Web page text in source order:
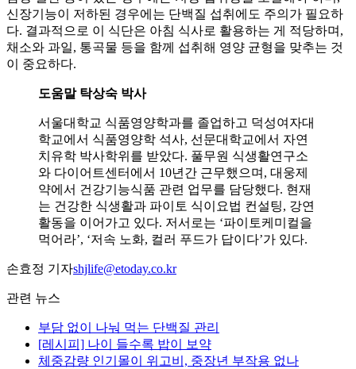
신장기능이 저하된 경우에는 단백질 섭취에도 주의가 필요하
다. 결과적으로 이 식단은 아침 식사로 활용하는 게 적당하며,
채소와 과일, 통곡물 등을 함께 섭취해 영양 균형을 맞추는 것
이 중요하다.
도움말 탁상숙 박사
서울대학교 식품영양학과를 졸업하고 덕성여자대
학교에서 식품영양학 석사, 선문대학교에서 자연
치유학 박사학위를 받았다. 풀무원 식생활연구소
와 다이어트센터에서 10년간 근무했으며, 대웅제
약에서 건강기능식품 관련 업무를 담당했다. 현재
는 건강한 식생활과 파이토 식이요법 컨설팅, 강연
활동을 이어가고 있다. 저서로는 ‘파이토케미컬을
먹어라’, ‘저속 노화, 컬러 푸드가 답이다’가 있다.
손효정 기자shjlife@etoday.co.kr
관련 뉴스
부담 없이 나눠 먹는 단백질 관리
[레시피] 나이 들수록 밥이 보약
체중감량 인기몰이 위고비, 중장년 부작용 없나